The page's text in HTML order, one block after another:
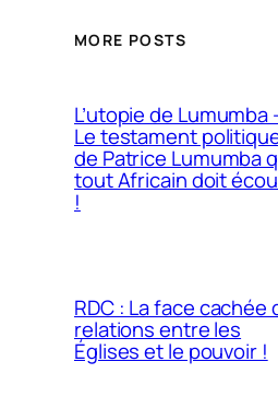
MORE POSTS
L’utopie de Lumumba
Le testament
de Patrice Lumumba
tout Africain doit
!
RDC : La face cachée
relations entre les
Églises et le pouvoir !